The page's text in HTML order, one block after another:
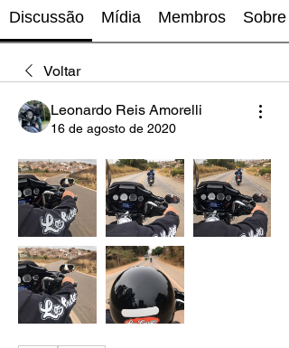
Discussão Mídia Membros Sobre
Voltar
Leonardo Reis Amorelli
16 de agosto de 2020